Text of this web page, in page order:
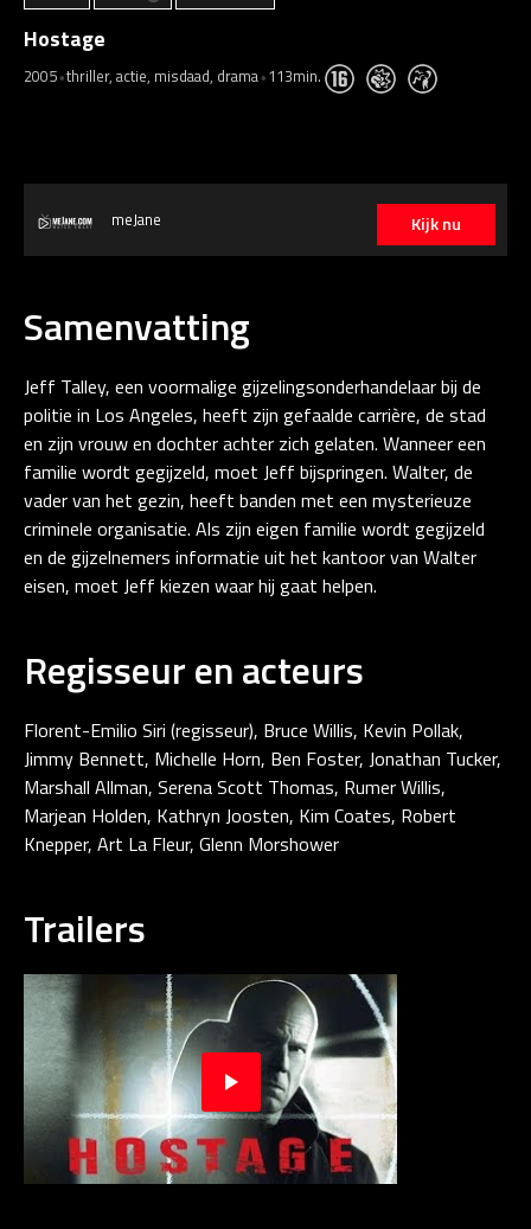
Hostage
2005 thriller, actie, misdaad, drama 113min.
Kijk nu
meJane
Samenvatting
Jeff Talley, een voormalige gijzelingsonderhandelaar bij de
politie in Los Angeles, heeft zijn gefaalde carrière, de stad
en zijn vrouw en dochter achter zich gelaten. Wanneer een
familie wordt gegijzeld, moet Jeff bijspringen. Walter, de
vader van het gezin, heeft banden met een mysterieuze
criminele organisatie. Als zijn eigen familie wordt gegijzeld
en de gijzelnemers informatie uit het kantoor van Walter
eisen, moet Jeff kiezen waar hij gaat helpen.
Regisseur en acteurs
Florent-Emilio Siri (regisseur), Bruce Willis, Kevin Pollak,
Jimmy Bennett, Michelle Horn, Ben Foster, Jonathan Tucker,
Marshall Allman, Serena Scott Thomas, Rumer Willis,
Marjean Holden, Kathryn Joosten, Kim Coates, Robert
Knepper, Art La Fleur, Glenn Morshower
Trailers